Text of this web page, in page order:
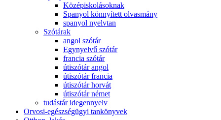
Középiskolásoknak
Spanyol könnyített olvasmány
spanyol nyelvtan
Szótárak
angol szótár
Egynyelvű szótár
francia szótár
útiszótár angol
útiszótár francia
útiszótár horvát
útiszótár német
tudástár idegennyelv
Orvosi-egészségügyi tankönyvek